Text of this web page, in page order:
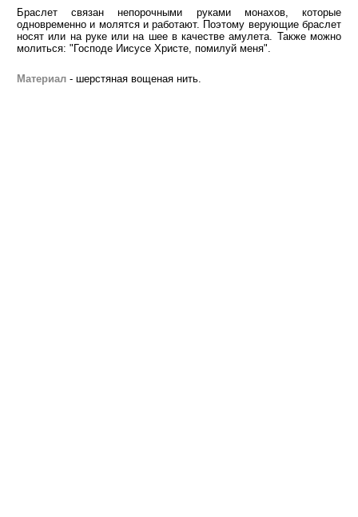
Браслет связан непорочными руками монахов, которые
одновременно и молятся и работают. Поэтому верующие браслет
носят или на руке или на шее в качестве амулета. Также можно
молиться: "Господе Иисусе Христе, помилуй меня".
Материал - шерстяная вощеная нить.